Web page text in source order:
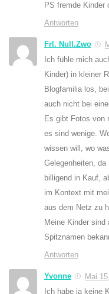
PS fremde Kinder
Antworten
Frl. Null.Zwo
Ich fühle mich
Kinder) in kleiner
Blogfamilia los,
auch nicht bei
Es gibt Fotos von
es sind wenige.
wissen will, wo
Gelegenheiten,
billigend in Kauf,
im Kontext mit
aus dem Netz zu
Meine Kinder sind
Spitznamen
Antworten
Yvonne
Mai
Ich habe ja keine